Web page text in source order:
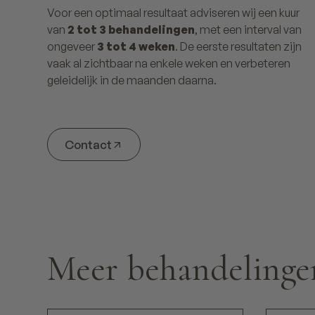
Voor een optimaal resultaat adviseren wij een kuur
van2 tot 3 behandelingen, met een interval van
ongeveer 3 tot 4 weken. De eerste resultaten zijn
vaak al zichtbaar na enkele weken en verbeteren
geleidelijk in de maanden daarna.
Contact
Meer